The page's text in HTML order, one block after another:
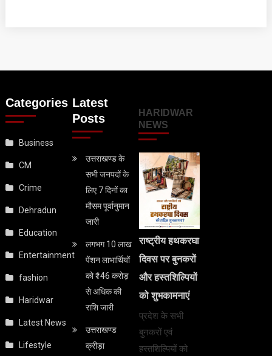
Categories
Business
CM
Crime
Dehradun
Education
Entertainment
fashion
Haridwar
Latest News
Lifestyle
Latest
Posts
उत्तराखण्ड के
सभी जनपदों के
लिए 7 दिनों का
मौसम पूर्वानुमान
जारी
लगभग 10 लाख
पेंशन लाभार्थियों
को ₹146 करोड़
से अधिक की
राशि जारी
उत्तराखण्ड
क्रीड़ा
HARIDWAR
NEWS
राष्ट्रीय हथकरघा
दिवस पर बुनकरों
और हस्तशिल्पियों
को शुभकामनाएं
प्रदेश के सभी
बुनकरों एवं
हस्तशिल्पियों को